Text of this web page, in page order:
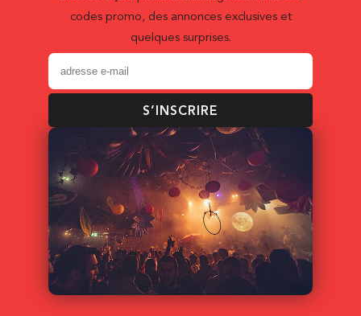
codes promo, des annonces exclusives et
quelques surprises.
S’INSCRIRE